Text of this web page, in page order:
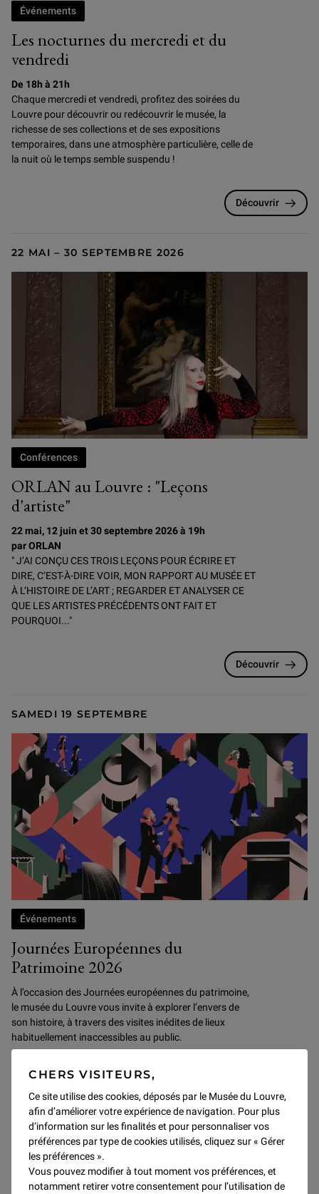
CHERS VISITEURS,
Ce site utilise des cookies, déposés par le Musée du Louvre,
afin d’améliorer votre expérience de navigation. Pour plus
d’information sur les finalités et pour personnaliser vos
préférences par type de cookies utilisés, cliquez sur « Gérer
les préférences ».
Vous pouvez modifier à tout moment vos préférences, et
notamment retirer votre consentement pour l’utilisation de
Les nocturnes du mercredi et du
vendredi
Événements
De 18h à 21h
Chaque mercredi et vendredi, profitez des soirées du
Louvre pourdécouvrir ou redécouvrir le musée, la
richesse de ses collections et de ses expositions
temporaires, dans une atmosphère particulière, celle de
la nuit où le temps semble suspendu !
Découvrir
22 MAI – 30 SEPTEMBRE 2026
ORLAN au Louvre : "Leçons
d'artiste"
Conférences
22 mai, 12 juin et 30 septembre 2026 à 19h
par ORLAN
" J’AI CONÇU CES TROIS LEÇONS POUR ÉCRIRE ET
DIRE, C’EST-À-DIRE VOIR, MON RAPPORT AU MUSÉE ET
À L’HISTOIRE DE L’ART ; REGARDER ET ANALYSER CE
QUE LES ARTISTES PRÉCÉDENTS ONT FAIT ET
POURQUOI..."
Découvrir
SAMEDI 19 SEPTEMBRE
Journées Européennes du
Patrimoine 2026
Événements
À l’occasion des Journées européennes du patrimoine,
le musée du Louvre vous invite à explorer l’envers de
son histoire, à travers des visites inédites de lieux
habituellement inaccessibles au public.
SAMEDI 19 SEPTEMBRE